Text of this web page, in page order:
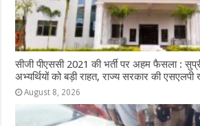
सीजी पीएससी 2021 की भर्ती पर अहम फैसला :
अभ्यर्थियों को बड़ी राहत, राज्य सरकार की एसएलपी
August 8, 2026